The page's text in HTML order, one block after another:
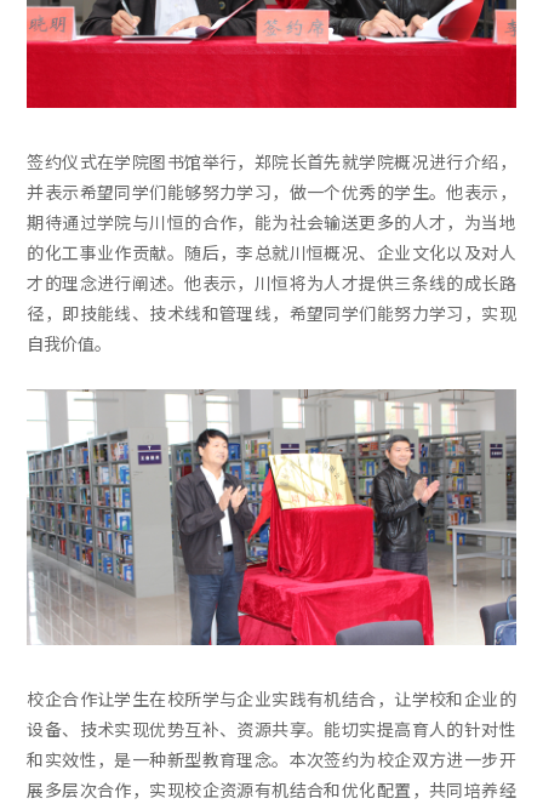
签约仪式在学院图书馆举行，郑院长首先就学院概况进行介绍，
并表示希望同学们能够努力学习，做一个优秀的学生。他表示，
期待通过学院与川恒的合作，能为社会输送更多的人才，为当地
的化工事业作贡献。随后，李总就川恒概况、企业文化以及对人
才的理念进行阐述。他表示，川恒将为人才提供三条线的成长路
径，即技能线、技术线和管理线，希望同学们能努力学习，实现
自我价值。
校企合作让学生在校所学与企业实践有机结合，让学校和企业的
设备、技术实现优势互补、资源共享。能切实提高育人的针对性
和实效性，是一种新型教育理念。本次签约为校企双方进一步开
展多层次合作，实现校企资源有机结合和优化配置，共同培养经